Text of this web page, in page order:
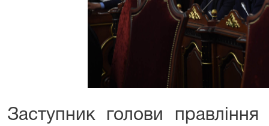
Заступник голови